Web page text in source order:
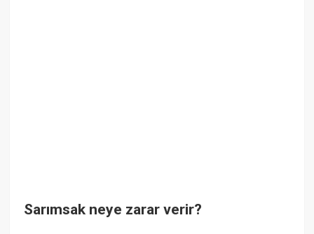
Sarımsak neye zarar verir?